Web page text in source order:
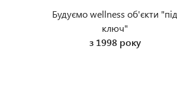
Будуємо wellness об'єкти "під
ключ"
з 1998 року